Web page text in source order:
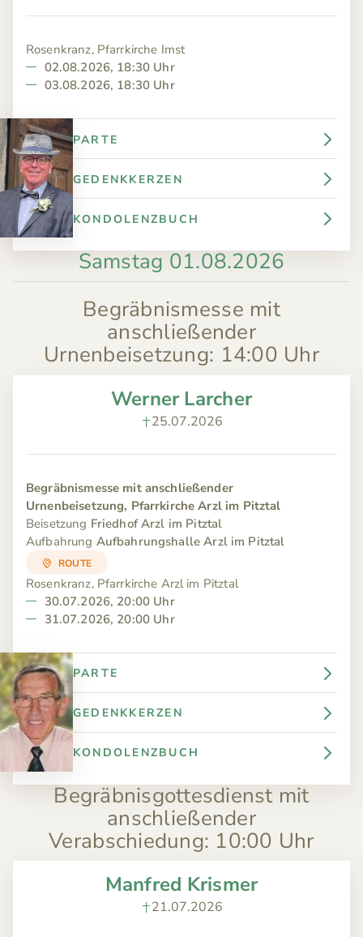
PARTE
GEDENKKERZEN
KONDOLENZBUCH
Rosenkranz, Pfarrkirche Imst
02.08.2026, 18:30 Uhr
03.08.2026, 18:30 Uhr
Samstag 01.08.2026
Begräbnismesse mit
anschließender
Urnenbeisetzung: 14:00 Uhr
PARTE
GEDENKKERZEN
KONDOLENZBUCH
Werner Larcher
25.07.2026
Begräbnismesse mit anschließender
Urnenbeisetzung, Pfarrkirche Arzl im Pitztal
Beisetzung Friedhof Arzl im Pitztal
Aufbahrung Aufbahrungshalle Arzl im Pitztal
ROUTE
Rosenkranz, Pfarrkirche Arzl im Pitztal
30.07.2026, 20:00 Uhr
31.07.2026, 20:00 Uhr
Begräbnisgottesdienst mit
anschließender
Verabschiedung: 10:00 Uhr
Manfred Krismer
21.07.2026